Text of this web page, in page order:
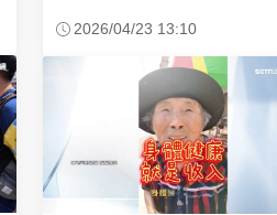
2026/04/23 13:10